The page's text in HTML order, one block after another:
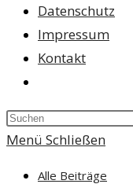
Datenschutz
Impressum
Kontakt
umschalten
Menü Schließen
Alle Beiträge